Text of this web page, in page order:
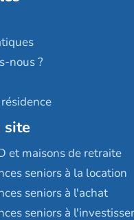
services Villa Médicis
nous ?
site
et maisons de retraite
seniors à la location
seniors à l'achat
seniors à